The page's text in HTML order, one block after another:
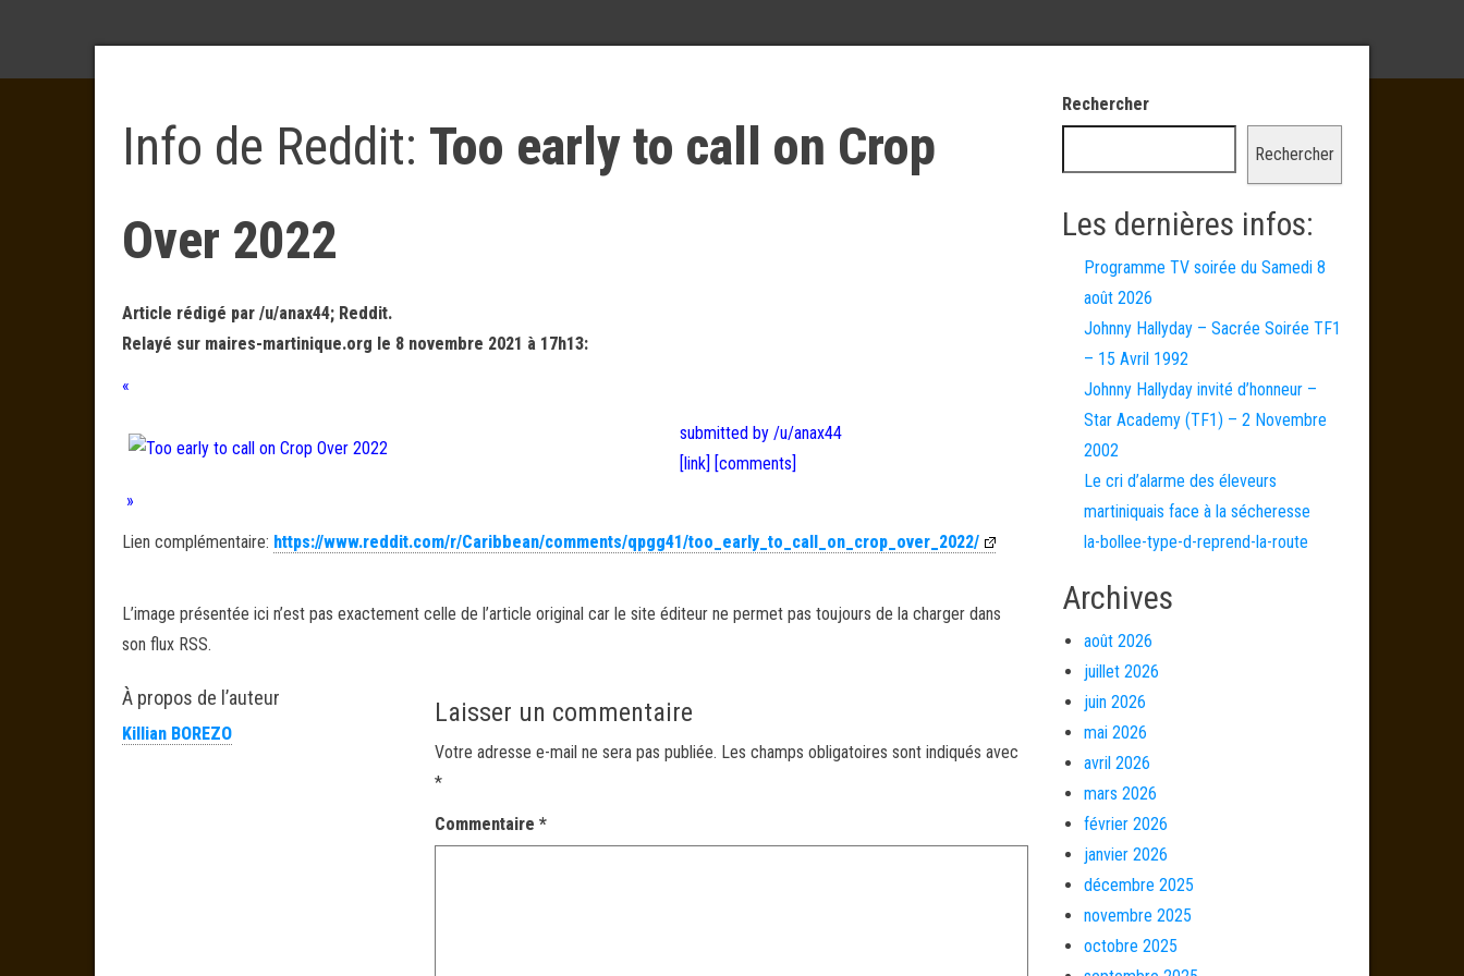
Info de Reddit: Too early to call on Crop
Over 2022
Article rédigé par /u/anax44; Reddit.
Relayé sur maires-martinique.org le 8 novembre 2021 à 17h13:
«
submitted by /u/anax44
[link] [comments]
»
Lien complémentaire: https://www.reddit.com/r/Caribbean/comments/qpgg41/too_early_to_call_on_crop_over_2022/
L’image présentée ici n’est pas exactement celle de l’article original car le site éditeur ne permet pas toujours de la charger dans
son flux RSS.
À propos de l’auteur
Killian BOREZO
Laisser un commentaire
Votre adresse e-mail ne sera pas publiée. Les champs obligatoires sont indiqués avec
*
Commentaire*
Rechercher
Rechercher
Les dernières infos:
Programme TV soirée du Samedi 8
août 2026
Johnny Hallyday – Sacrée Soirée TF1
– 15 Avril 1992
Johnny Hallyday invité d’honneur –
Star Academy (TF1) – 2 Novembre
2002
Le cri d’alarme des éleveurs
martiniquais face à la sécheresse
la-bollee-type-d-reprend-la-route
Archives
août 2026
juillet 2026
juin 2026
mai 2026
avril 2026
mars 2026
février 2026
janvier 2026
décembre 2025
novembre 2025
octobre 2025